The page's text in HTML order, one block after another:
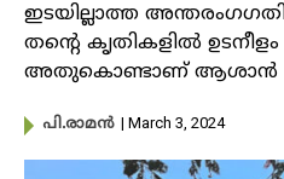
ഇടയില്ലാത്ത
തൻ്റെ കൃതികളിൽ
അതുകൊണ്ടാണ് ആശാൻ
പി.രാമൻ | March 3, 2024